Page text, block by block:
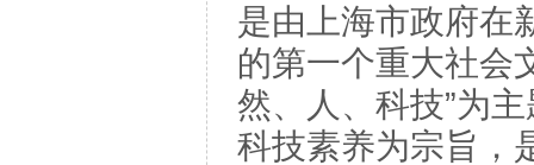
是由上海市政府在
的第一个重大社会
然、人、科技”为
科技素养为宗旨，